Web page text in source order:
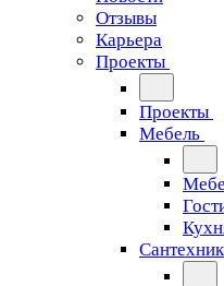
Отзывы
Карьера
Проекты
Проекты
Мебель